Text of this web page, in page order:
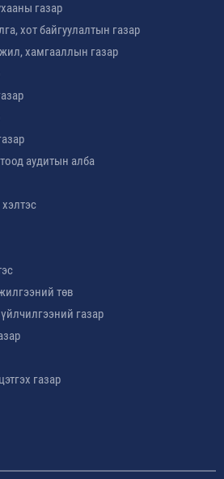
газар
хот байгуулалтын газар
хамгааллын газар
аудитын алба
төв
газар
газар